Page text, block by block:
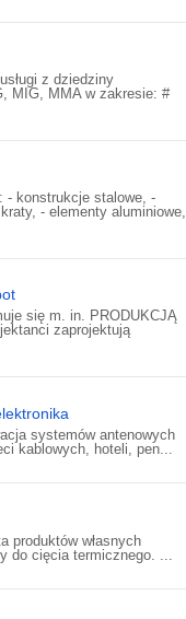
z dziedziny
MIG, MMA w zakresie: #
- konstrukcje stalowe, -
- elementy aluminiowe,
się m. in. PRODUKCJĄ
zaprojektują
systemów antenowych
kablowych, hoteli, pen...
produktów własnych
do cięcia termicznego. ...